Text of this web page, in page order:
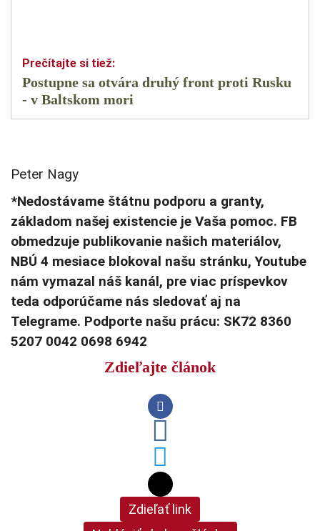
Postupne sa otvára druhý front proti Rusku
- v Baltskom mori
Peter Nagy
*Nedostávame štátnu podporu a granty,
základom našej existencie je Vaša pomoc. FB
obmedzuje publikovanie našich materiálov,
NBÚ 4 mesiace blokoval našu stránku, Youtube
nám vymazal náš kanál, pre viac príspevkov
teda odporúčame nás sledovať aj na
Telegrame. Podporte našu prácu: SK72 8360
5207 0042 0698 6942
Zdieľajte článok
Zdieľať link